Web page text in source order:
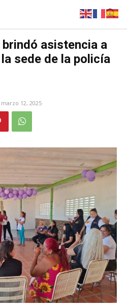
asistencia a
sede de la policía
marzo 12, 2025